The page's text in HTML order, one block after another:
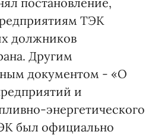
ТЭК
должников
Другим
документом - «О
и
энергетического
был официально